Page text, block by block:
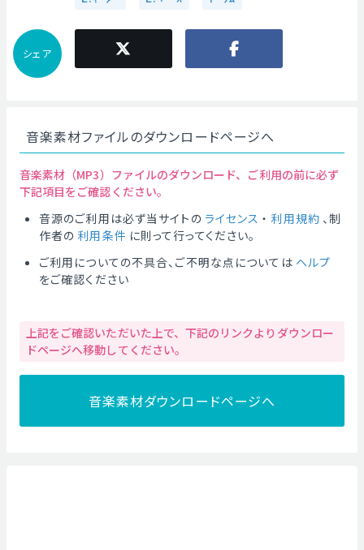
シェア
音楽素材ファイルのダウンロードページへ
音楽素材（MP3）ファイルのダウンロード、ご利用の前に必ず
下記項目をご確認ください。
音源のご利用は必ず当サイトの ライセンス ・ 利用規約 、制
作者の 利用条件 に則って行ってください。
ご利用についての不具合、ご不明な点については ヘルプ
をご確認ください
上記をご確認いただいた上で、下記のリンクよりダウンロー
ドページへ移動してください。
音楽素材ダウンロードページへ